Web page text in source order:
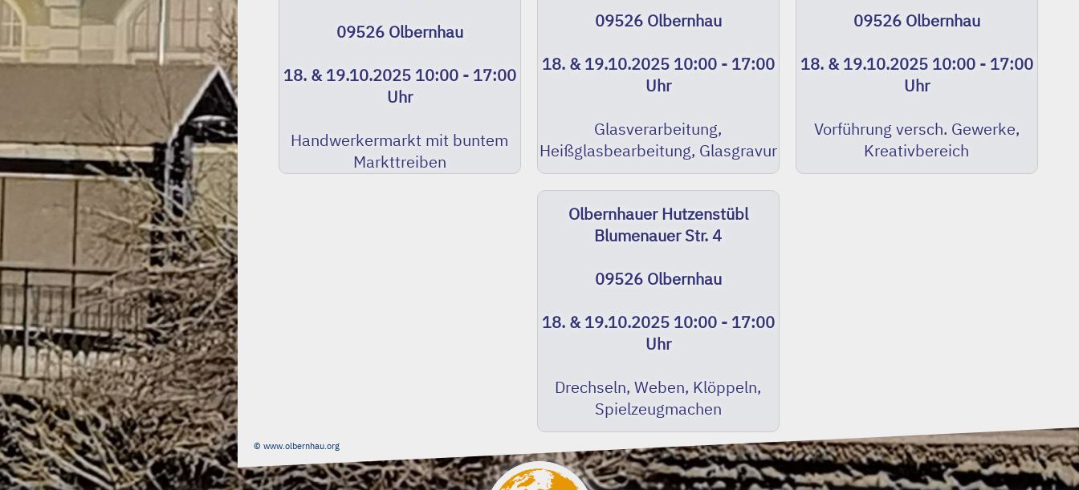
09526 Olbernhau
18. & 19.10.2025 10:00 - 17:00
Uhr
Handwerkermarkt mit buntem
Markttreiben
09526 Olbernhau
18. & 19.10.2025 10:00 - 17:00
Uhr
Glasverarbeitung,
Heißglasbearbeitung, Glasgravur
09526 Olbernhau
18. & 19.10.2025 10:00 - 17:00
Uhr
Vorführung versch. Gewerke,
Kreativbereich
Olbernhauer Hutzenstübl
Blumenauer Str. 4
09526 Olbernhau
18. & 19.10.2025 10:00 - 17:00
Uhr
Drechseln, Weben, Klöppeln,
Spielzeugmachen
© www.olbernhau.org